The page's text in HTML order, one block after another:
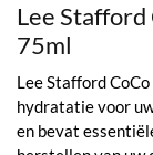
Lee
75ml
Lee Stafford
hydratatie voor
en bevat